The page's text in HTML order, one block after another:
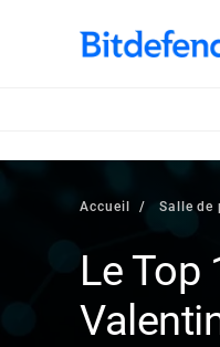
Accueil Salle de
Le Top